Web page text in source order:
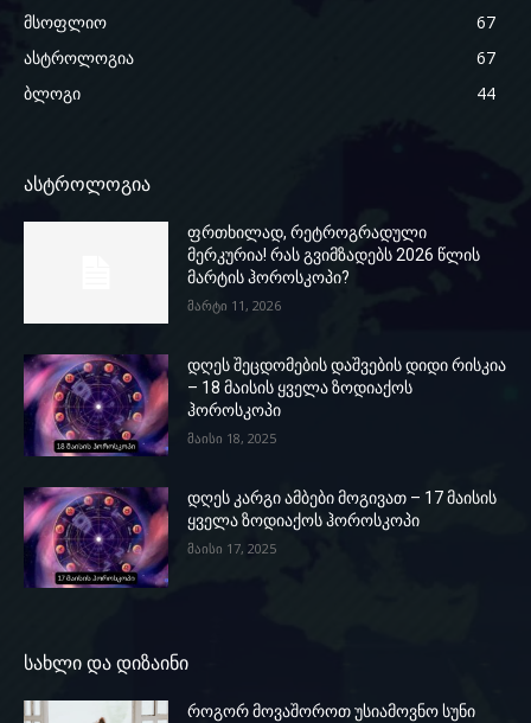
მსოფლიო
67
ასტროლოგია
67
ბლოგი
44
ასტროლოგია
ფრთხილად, რეტროგრადული
მერკურია! რას გვიმზადებს 2026 წლის
მარტის ჰოროსკოპი?
მარტი 11, 2026
დღეს შეცდომების დაშვების დიდი რისკია
– 18 მაისის ყველა ზოდიაქოს
ჰოროსკოპი
მაისი 18, 2025
დღეს კარგი ამბები მოგივათ – 17 მაისის
ყველა ზოდიაქოს ჰოროსკოპი
მაისი 17, 2025
სახლი და დიზაინი
როგორ მოვაშოროთ უსიამოვნო სუნი